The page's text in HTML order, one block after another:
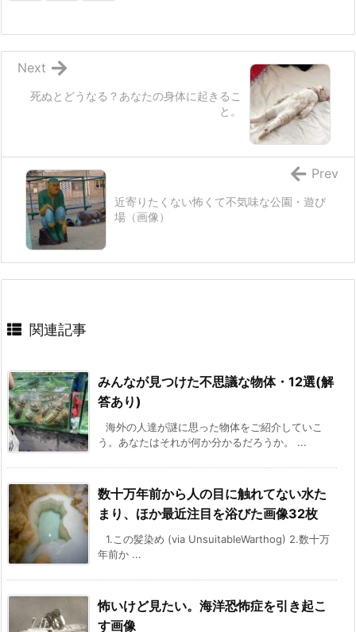
死ぬとどうなる？あなたの身体に起きるこ
と。
Next
近寄りたくない怖くて不気味な公園・遊び
場（画像）
Prev
関連記事
みんなが見つけた不思議な物体・12選(解
答あり)
海外の人達が謎に思った物体をご紹介していこ
う。あなたはそれが何か分かるだろうか。 ...
数十万年前から人の目に触れてない水た
まり、ほか最近注目を浴びた画像32枚
1.この髪染め (via UnsuitableWarthog) 2.数十万
年前か ...
怖いけど見たい。海洋恐怖症を引き起こ
す画像